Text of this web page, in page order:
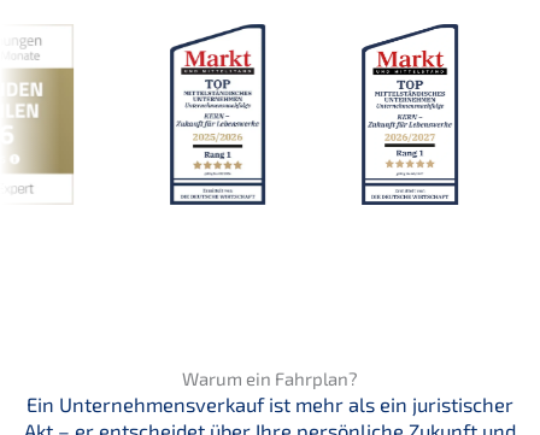
Warum ein Fahrplan?
Ein Unternehmensverkauf ist mehr als ein juristischer